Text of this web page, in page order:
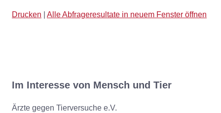
Drucken Alle Abfrageresultate in neuem Fenster öffnen
Im Interesse von Mensch und Tier
Ärzte gegen Tierversuche e.V.